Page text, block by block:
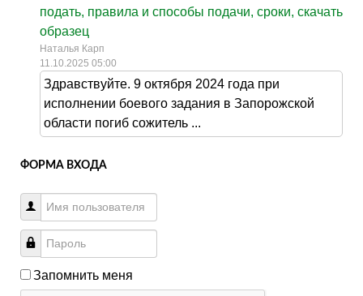
подать, правила и способы подачи, сроки, скачать
образец
Наталья Карп
11.10.2025 05:00
Здравствуйте. 9 октября 2024 года при
исполнении боевого задания в Запорожской
области погиб сожитель ...
ФОРМА ВХОДА
Запомнить меня